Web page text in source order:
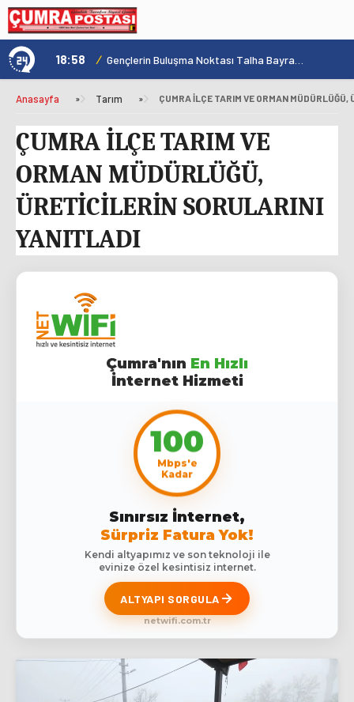
Konya'nın Zengin Mutfağı GastroFest'te Tanıtılacak 18:58 /
Anasayfa » Tarım »
ÇUMRA İLÇE TARIM VE
ORMAN MÜDÜRLÜĞÜ,
ÜRETİCİLERİN SORULARINI
YANITLADI
Çumra'nın En Hızlı
İnternet Hizmeti
100
Mbps'e
Kadar
Sınırsız İnternet,
Sürpriz Fatura Yok!
Kendi altyapımız ve son teknoloji ile
evinize özel kesintisiz internet.
ALTYAPI SORGULA
netwifi.com.tr